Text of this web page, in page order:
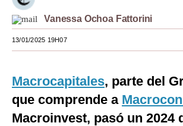
México
Tecnología
Club del Suscriptor
Vanessa Ochoa Fattorini
13/01/2025 19H07
Macrocapitales, parte del
que comprende a
Macroinvest, pasó un 2024